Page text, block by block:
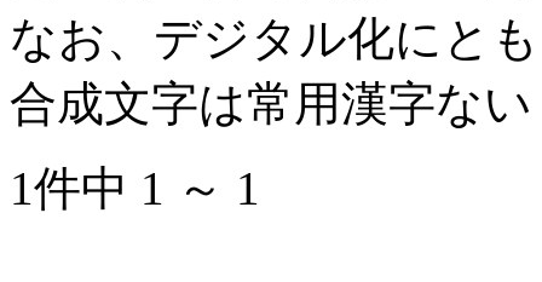
なお、デジタル化にと
合成文字は常用漢字な
1件中 1 ～ 1